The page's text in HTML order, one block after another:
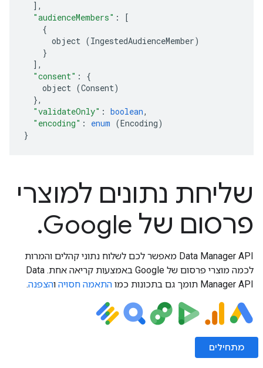
],
"audienceMembers" :
[
{
object (IngestedAudienceMember)
}
],
"consent" :
{
object (Consent)
},
"validateOnly" : boolean,
"encoding" : enum (Encoding)
}
שליחת נתונים למוצרי
פרסום של Google.
‫Data Manager API מאפשר לכם לשלוח נתוני קהלים והמרות
לכמה מוצרי פרסום של Google באמצעות קריאה אחת. ‫Data
Manager API תומך גם בתכונות כמו
התאמה חסויה והצפנה.
מתחילים